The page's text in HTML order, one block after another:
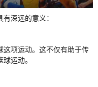
深远的意义：
这项运动。这不仅有助于传
运动。